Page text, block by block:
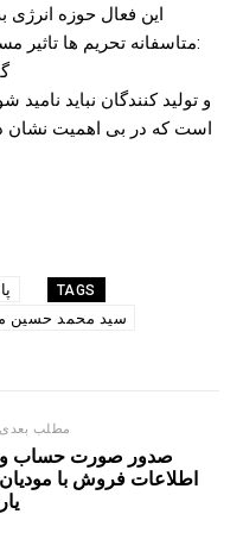
این فعال حوزه انرژی
:متاسفانه تحریم ها
و تولید کنندگان نباید نامید
است که در بی اهمیت نشان
TAGS
سید محمد حسین
مطلب بعدی
صدور صورت حساب و
اطلاعات فروش با مودیان
یار